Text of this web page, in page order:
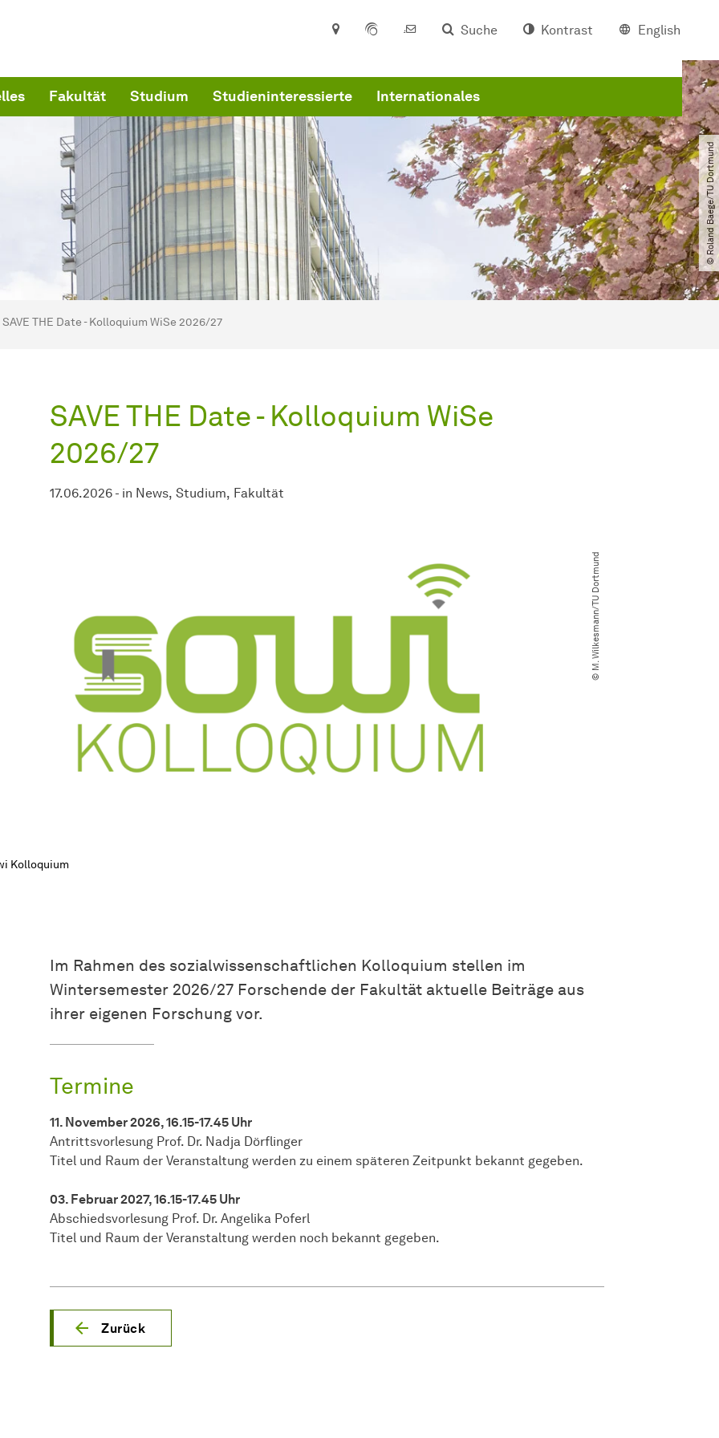
Suche Kontrast English
Fakultät Studium Studieninteressierte Internationales
© Roland Baege​/​TU Dortmund
hier:
SAVE THE Date - Kolloquium WiSe 2026/27
SAVE THE Date - Kolloquium WiSe
2026/27
17.06.2026 - in News Studium Fakultät
© M. Wilkesmann​/​TU Dortmund
Kolloquium
Im Rahmen des sozialwissenschaftlichen Kolloquium stellen im
Wintersemester 2026/27 Forschende der Fakultät aktuelle Beiträge aus
ihrer eigenen Forschung vor.
Termine
11. November 2026, 16.15-17.45 Uhr
Antrittsvorlesung Prof. Dr. Nadja Dörflinger
Titel und Raum der Veranstaltung werden zu einem späteren Zeitpunkt bekannt gegeben.
03. Februar 2027, 16.15-17.45 Uhr
Abschiedsvorlesung Prof. Dr. Angelika Poferl
Titel und Raum der Veranstaltung werden noch bekannt gegeben.
Zurück